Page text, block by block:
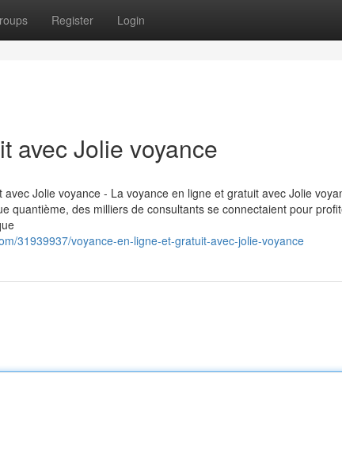
Register Login
avec Jolie voyance
Jolie voyance - La voyance en ligne et gratuit avec Jolie
quantième, des milliers de consultants se connectaient pour
31939937/voyance-en-ligne-et-gratuit-avec-jolie-voyance